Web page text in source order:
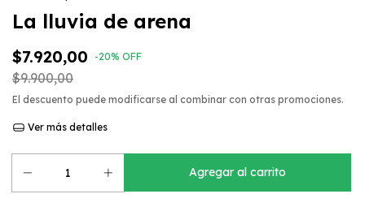
La lluvia de arena
$7.920,00 -20% OFF
$9.900,00
El descuento puede modificarse al combinar con otras promociones.
Ver más detalles